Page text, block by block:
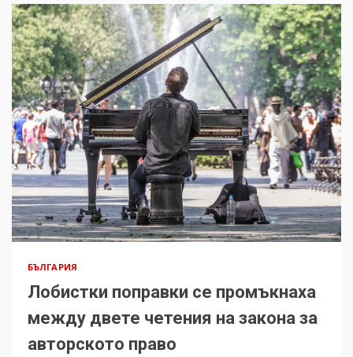
БЪЛГАРИЯ
Лобистки поправки се промъкнаха
между двете четения на закона за
авторското право